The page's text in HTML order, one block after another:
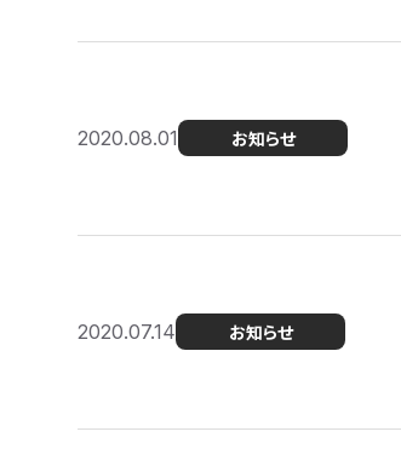
2020.08.01 お知らせ
2020.07.14 お知らせ